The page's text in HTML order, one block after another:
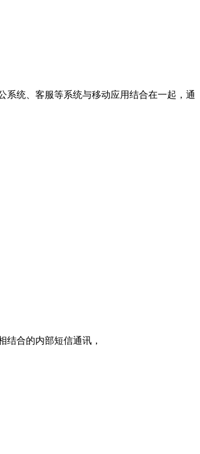
系统、客服等系统与移动应用结合在一起，通
合的内部短信通讯，